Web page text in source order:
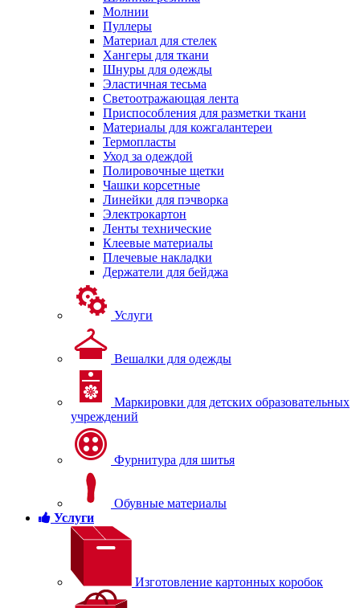
Молнии
Пуллеры
Материал для стелек
Хангеры для ткани
Шнуры для одежды
Эластичная тесьма
Светоотражающая лента
Приспособления для разметки ткани
Материалы для кожгалантереи
Термопласты
Уход за одеждой
Полировочные щетки
Чашки корсетные
Линейки для пэчворка
Электрокартон
Ленты технические
Клеевые материалы
Плечевые накладки
Держатели для бейджа
Услуги
Вешалки для одежды
Маркировки для детских образовательных
учреждений
Фурнитура для шитья
Обувные материалы
Услуги
Изготовление картонных коробок